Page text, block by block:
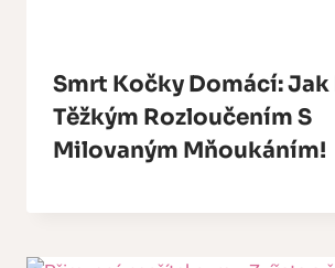
Smrt Kočky Domácí:
Těžkým Rozloučením S
Milovaným Mňoukáním!